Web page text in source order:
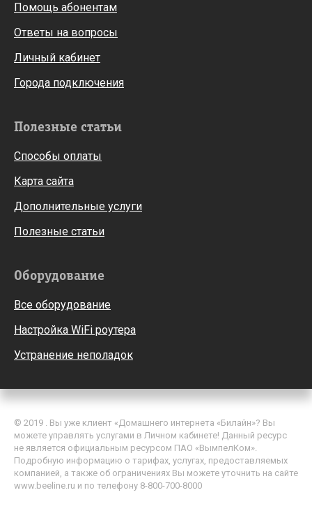
Помощь абонентам
Ответы на вопросы
Личный кабинет
Города подключения
Полезные статьи
Способы оплаты
Карта сайта
Дополнительные услуги
Полезные статьи
Оборудование
Все оборудование
Настройка WiFi роутера
Устранение неполадок
© 2019 . Вы уже клиент «Домашнего интернета «Билайн»? Вы
можете управлять услугами в Личном кабинете! Данный ресурс
не является официальным ресурсом ПАО «ВымпелКом».
Подробную информацию о тарифах, услугах, предоставляемых
компанией, а также об ограничениях Вы можете уточнить на сайте
www.beeline.ru и по телефону 8-800-700-8000